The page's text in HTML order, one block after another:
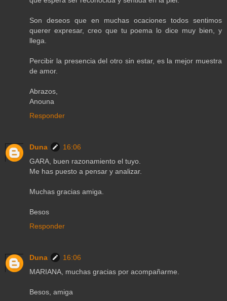
Son deseos que en muchas ocaciones todos sentimos
querer expresar, creo que tu poema lo dice muy bien, y
llega.
Percibir la presencia del otro sin estar, es la mejor muestra
de amor.
Abrazos,
Anouna
Responder
Duna
16:06
GARA, buen razonamiento el tuyo.
Me has puesto a pensar y analizar.
Muchas gracias amiga.
Besos
Responder
Duna
16:06
MARIANA, muchas gracias por acompañarme.
Besos, amiga